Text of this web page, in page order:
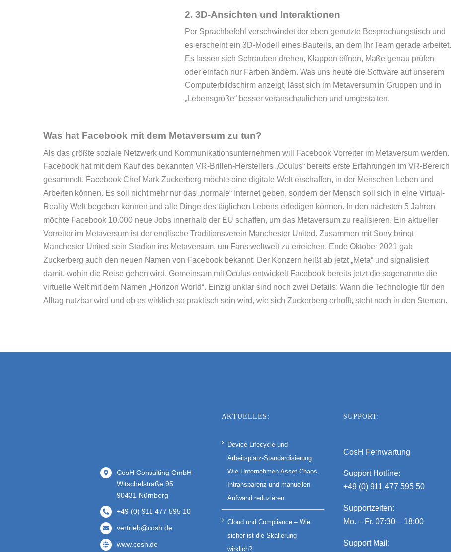
2. 3D-Ansichten und Interaktionen
Per Sprachbefehl verschwindet der eben genutzte Besprechungstisch und
es erscheint ein 3D-Modell eines Bauteils, an dem Ihr Team gerade arbeitet.
Es lassen sich Schrauben drehen, Klappen öffnen, Maße genau prüfen
oder einfach nur Farben ändern. Was uns heute die Software auf unserem
Computerbildschirm anzeigt, lässt sich im Metaversum in Gruppen und in
„Lebensgröße“ besser veranschaulichen und umgestalten.
Was hat Facebook mit dem Metaversum zu tun?
Als das größte soziale Netzwerk und Kommunikationsunternehmen will Facebook Vorreiter im Metaversum werden.
Facebook hat mit dem Kauf des bekannten VR-Brillen-Herstellers „Oculus“ bereits erste Erfahrungen im VR-Bereich
gesammelt. Facebook Chef Mark Zuckerberg möchte eine digitale Welt erschaffen, in der Menschen Leben und
Arbeiten können. Es soll nicht mehr nur das „normale“ Internet geben, sondern der Mensch soll sich in eine Virtual-
Reality Welt begeben können und alle Dinge des täglichen Lebens erledigen können. In den nächsten 5 Jahren
möchte Facebook 10.000 neue Jobs innerhalb der EU schaffen, um das Metaversum zu realisieren. Ein aktueller
Vorreiter im Metaversum ist der englische Traditionsverein Manchester United. Zusammen mit Sony bringt
Manchester United sein Stadion ins Metaversum, um Fans weltweit zu erreichen. Ende Oktober 2021 gab
Zuckerberg auch den neuen Namen von Facebook bekannt: Der Konzern heißt ab jetzt „Meta“ und signalisiert
damit, wohin die Reise gehen wird. Gemeinsam mit Oculus entwickelt Facebook bereits jetzt die sogenannte die
virtuelle Welt mit dem Namen „Horizon World“. Einzig unklar sind noch zwei Details: Wann die Technologie für den
Alltag nutzbar wird und ob es wirklich so praktisch sein wird, wie sich Zuckerberg erhofft, steht noch in den Sternen.
CosH Consulting GmbH
Witschelstraße 95
90431 Nürnberg
+49 (0) 911 477 595 10
vertrieb@cosh.de
www.cosh.de
AKTUELLES:
Device Lifecycle und
Arbeitsplatz-Standardisierung:
Wie Unternehmen Asset-Chaos,
Intransparenz und manuellen
Aufwand reduzieren
Cloud und Compliance – Wie
sicher ist die Skalierung
wirklich?
SUPPORT:
CosH Fernwartung
Support Hotline:
+49 (0) 911 477 595 50
Supportzeiten:
Mo. – Fr. 07:30 – 18:00
Support Mail: